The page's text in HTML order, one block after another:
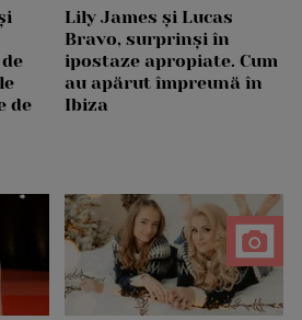
de
Lily James și Lucas
Bravo, surprinși în
ipostaze apropiate. Cum
au apărut împreună în
Ibiza